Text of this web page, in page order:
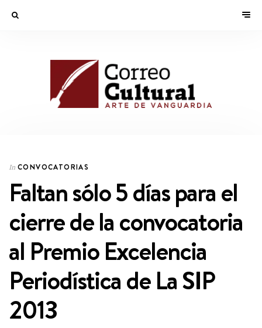
In CONVOCATORIAS
Faltan sólo 5 días para el
cierre de la convocatoria
al Premio Excelencia
Periodística de La SIP
2013